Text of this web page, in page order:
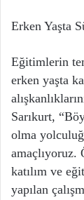
Erken Yaşta
Eğitimlerin
erken yaşta
Sarıkurt,
olma
amaçlıyoruz.
katılım ve
yapılan